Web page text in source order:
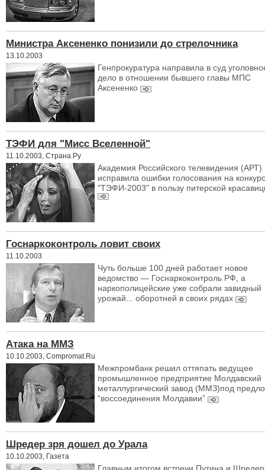
Министра Аксененко понизили до стрелочника
13.10.2003
Генпрокуратура направила в суд
дело в отношении бывшего главы МПС
Аксененко
ТЭФИ для "Мисс Вселенной"
11.10.2003, Страна.Ру
Академия Российского телевидения (АРТ)
исправила ошибки голосования на
"ТЭФИ-2003" в пользу питерской
Госнаркоконтроль ловит своих
11.10.2003
Чуть больше 100 дней работает новое
ведомство — Госнаркоконтроль РФ, а
наркополицейские уже собрали завидный
урожай... оборотней в своих рядах
Атака на ММЗ
10.10.2003, Compromat.Ru
Межпромбанк решил оттяпать ведущее
промышленное предприятие Молдавский
металлургический завод (ММЗ)под
“воссоединения Молдавии”
Шредер зря дошел до Урала
10.10.2003, Газета